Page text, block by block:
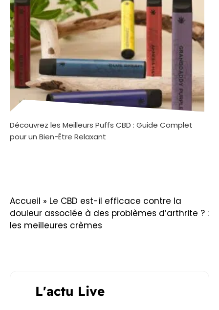
Découvrez les Meilleurs Puffs CBD : Guide Complet
pour un Bien-Être Relaxant
Accueil » Le CBD est-il efficace contre la
douleur associée à des problèmes d’arthrite ? :
les meilleures crèmes
L'actu Live